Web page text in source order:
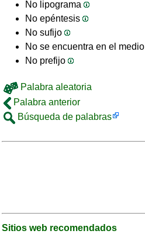
No lipograma
No epéntesis
No sufijo
No se encuentra en el medio
No prefijo
Palabra aleatoria
Palabra anterior
Búsqueda de palabras
Sitios web recomendados